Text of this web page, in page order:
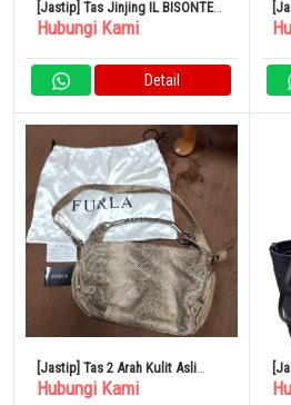
[Jastip] Tas Jinjing IL BISONTE
Logo Timbul Kulit Abu-Abu
Hubungi Kami
Detail
[Jastip] Tas 2 Arah Kulit Asli
FURLA Pola Python Bahu Krem
Hubungi Kami